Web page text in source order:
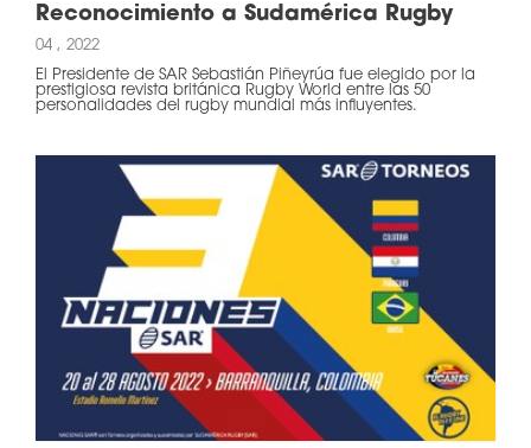
Reconocimiento a Sudamérica Rugby
04 , 2022
El Presidente de SAR Sebastián Piñeyrúa fue elegido por la
prestigiosa revista británica Rugby World entre las 50
personalidades del rugby mundial más influyentes.